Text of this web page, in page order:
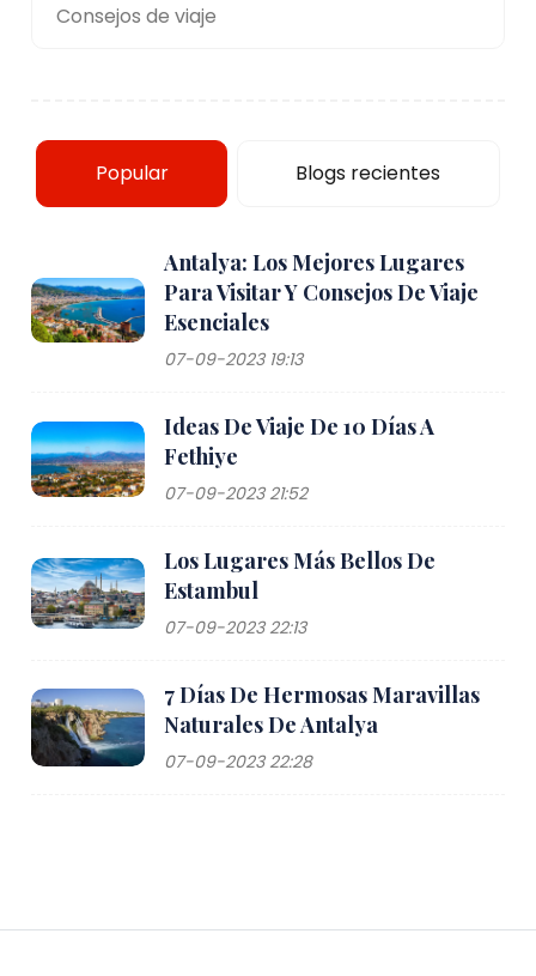
Consejos de viaje
Popular Blogs recientes
Antalya: Los Mejores Lugares
Para Visitar Y Consejos De Viaje
Esenciales
07-09-2023 19:13
Ideas De Viaje De 10 Días A
Fethiye
07-09-2023 21:52
Los Lugares Más Bellos De
Estambul
07-09-2023 22:13
7 Días De Hermosas Maravillas
Naturales De Antalya
07-09-2023 22:28